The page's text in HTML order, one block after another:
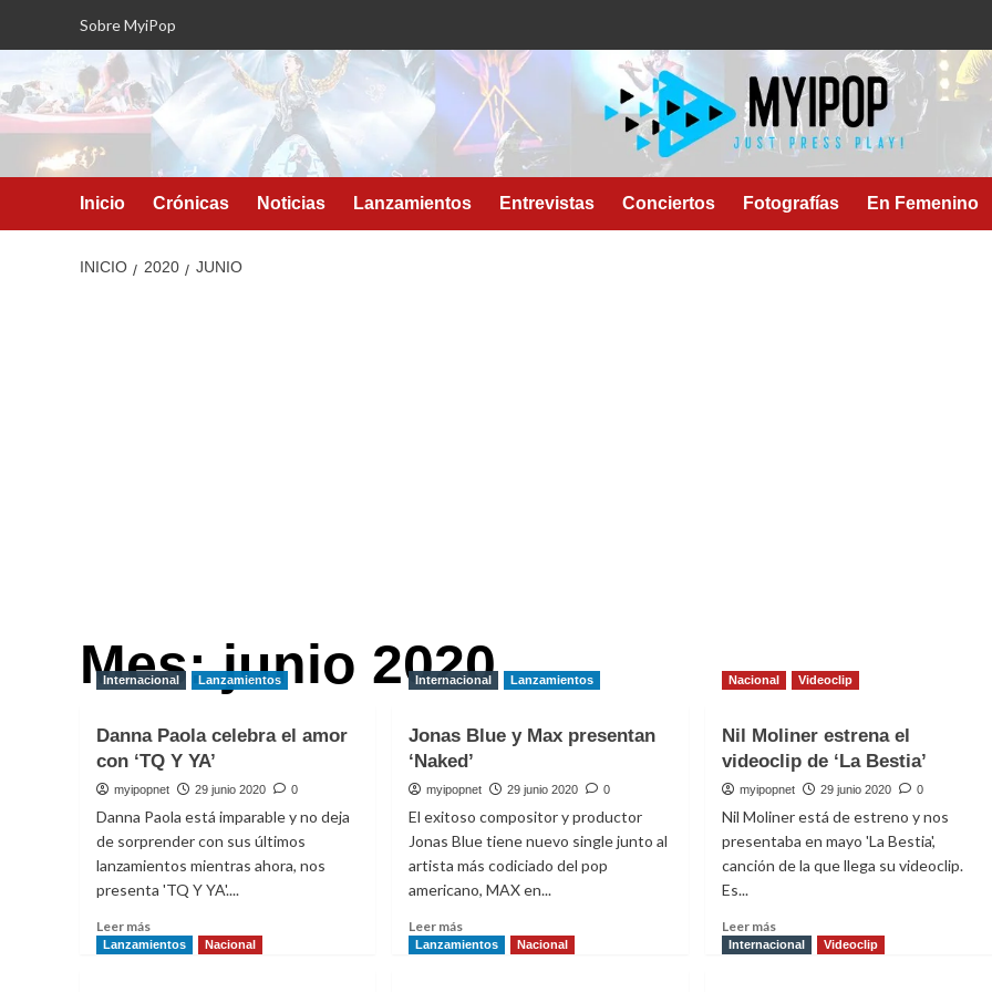
Sobre MyiPop
Inicio Crónicas Noticias Lanzamientos Entrevistas Conciertos Fotografías En Femenino
INICIO 2020 JUNIO
Mes:junio 2020
Internacional Lanzamientos
Danna Paola celebra el amor
con ‘TQ Y YA’
myipopnet 29 junio 2020 0
Danna Paola está imparable y no deja
de sorprender con sus últimos
lanzamientos mientras ahora, nos
presenta 'TQ Y YA'....
Leer más
más
Internacional Lanzamientos
Jonas Blue y Max presentan
‘Naked’
myipopnet 29 junio 2020 0
El exitoso compositor y productor
Jonas Blue tiene nuevo single junto al
artista más codiciado del pop
americano, MAX en...
Leer más
más
Nacional Videoclip
Nil Moliner estrena el
videoclip de ‘La Bestia’
myipopnet 29 junio 2020 0
Nil Moliner está de estreno y nos
presentaba en mayo 'La Bestia',
canción de la que llega su videoclip.
Es...
Leer másLeer
más
Lanzamientos Nacional Lanzamientos Nacional Internacional Videoclip